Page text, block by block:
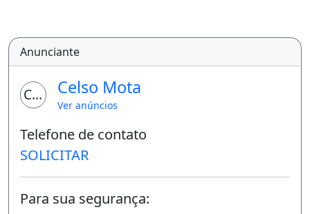
Bicicletario
Lavanderia
Portaria 24h
Ar-condicionado
Anunciante
CM Celso Mota
Ver anúncios
Telefone de contato
SOLICITAR
Para sua segurança: